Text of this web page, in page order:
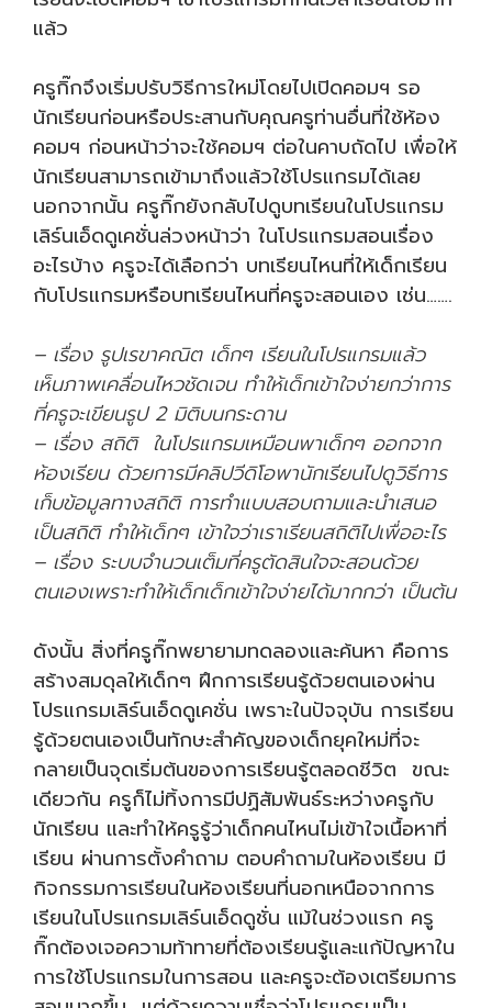
แล้ว
ครูกิ๊กจึงเริ่มปรับวิธีการใหม่โดยไปเปิดคอมฯ รอ
นักเรียนก่อนหรือประสานกับคุณครูท่านอื่นที่ใช้ห้อง
คอมฯ ก่อนหน้าว่าจะใช้คอมฯ ต่อในคาบถัดไป เพื่อให้
นักเรียนสามารถเข้ามาถึงแล้วใช้โปรแกรมได้เลย
นอกจากนั้น ครูกิ๊กยังกลับไปดูบทเรียนในโปรแกรม
เลิร์นเอ็ดดูเคชั่นล่วงหน้าว่า ในโปรแกรมสอนเรื่อง
อะไรบ้าง ครูจะได้เลือกว่า บทเรียนไหนที่ให้เด็กเรียน
กับโปรแกรมหรือบทเรียนไหนที่ครูจะสอนเอง เช่น…….
– เรื่อง รูปเรขาคณิต เด็กๆ เรียนในโปรแกรมแล้ว
เห็นภาพเคลื่อนไหวชัดเจน ทำให้เด็กเข้าใจง่ายกว่าการ
ที่ครูจะเขียนรูป 2 มิติบนกระดาน
– เรื่อง สถิติ ในโปรแกรมเหมือนพาเด็กๆ ออกจาก
ห้องเรียน ด้วยการมีคลิปวีดิโอพานักเรียนไปดูวิธีการ
เก็บข้อมูลทางสถิติ การทำแบบสอบถามและนำเสนอ
เป็นสถิติ ทำให้เด็กๆ เข้าใจว่าเราเรียนสถิติไปเพื่ออะไร
– เรื่อง ระบบจำนวนเต็มที่ครูตัดสินใจจะสอนด้วย
ตนเองเพราะทำให้เด็กเด็กเข้าใจง่ายได้มากกว่า เป็นต้น
ดังนั้น สิ่งที่ครูกิ๊กพยายามทดลองและค้นหา คือการ
สร้างสมดุลให้เด็กๆ ฝึกการเรียนรู้ด้วยตนเองผ่าน
โปรแกรมเลิร์นเอ็ดดูเคชั่น เพราะในปัจจุบัน การเรียน
รู้ด้วยตนเองเป็นทักษะสำคัญของเด็กยุคใหม่ที่จะ
กลายเป็นจุดเริ่มต้นของการเรียนรู้ตลอดชีวิต ขณะ
เดียวกัน ครูก็ไม่ทิ้งการมีปฏิสัมพันธ์ระหว่างครูกับ
นักเรียน และทำให้ครูรู้ว่าเด็กคนไหนไม่เข้าใจเนื้อหาที่
เรียน ผ่านการตั้งคำถาม ตอบคำถามในห้องเรียน มี
กิจกรรมการเรียนในห้องเรียนที่นอกเหนือจากการ
เรียนในโปรแกรมเลิร์นเอ็ดดูชั่น แม้ในช่วงแรก ครู
กิ๊กต้องเจอความท้าทายที่ต้องเรียนรู้และแก้ปัญหาใน
การใช้โปรแกรมในการสอน และครูจะต้องเตรียมการ